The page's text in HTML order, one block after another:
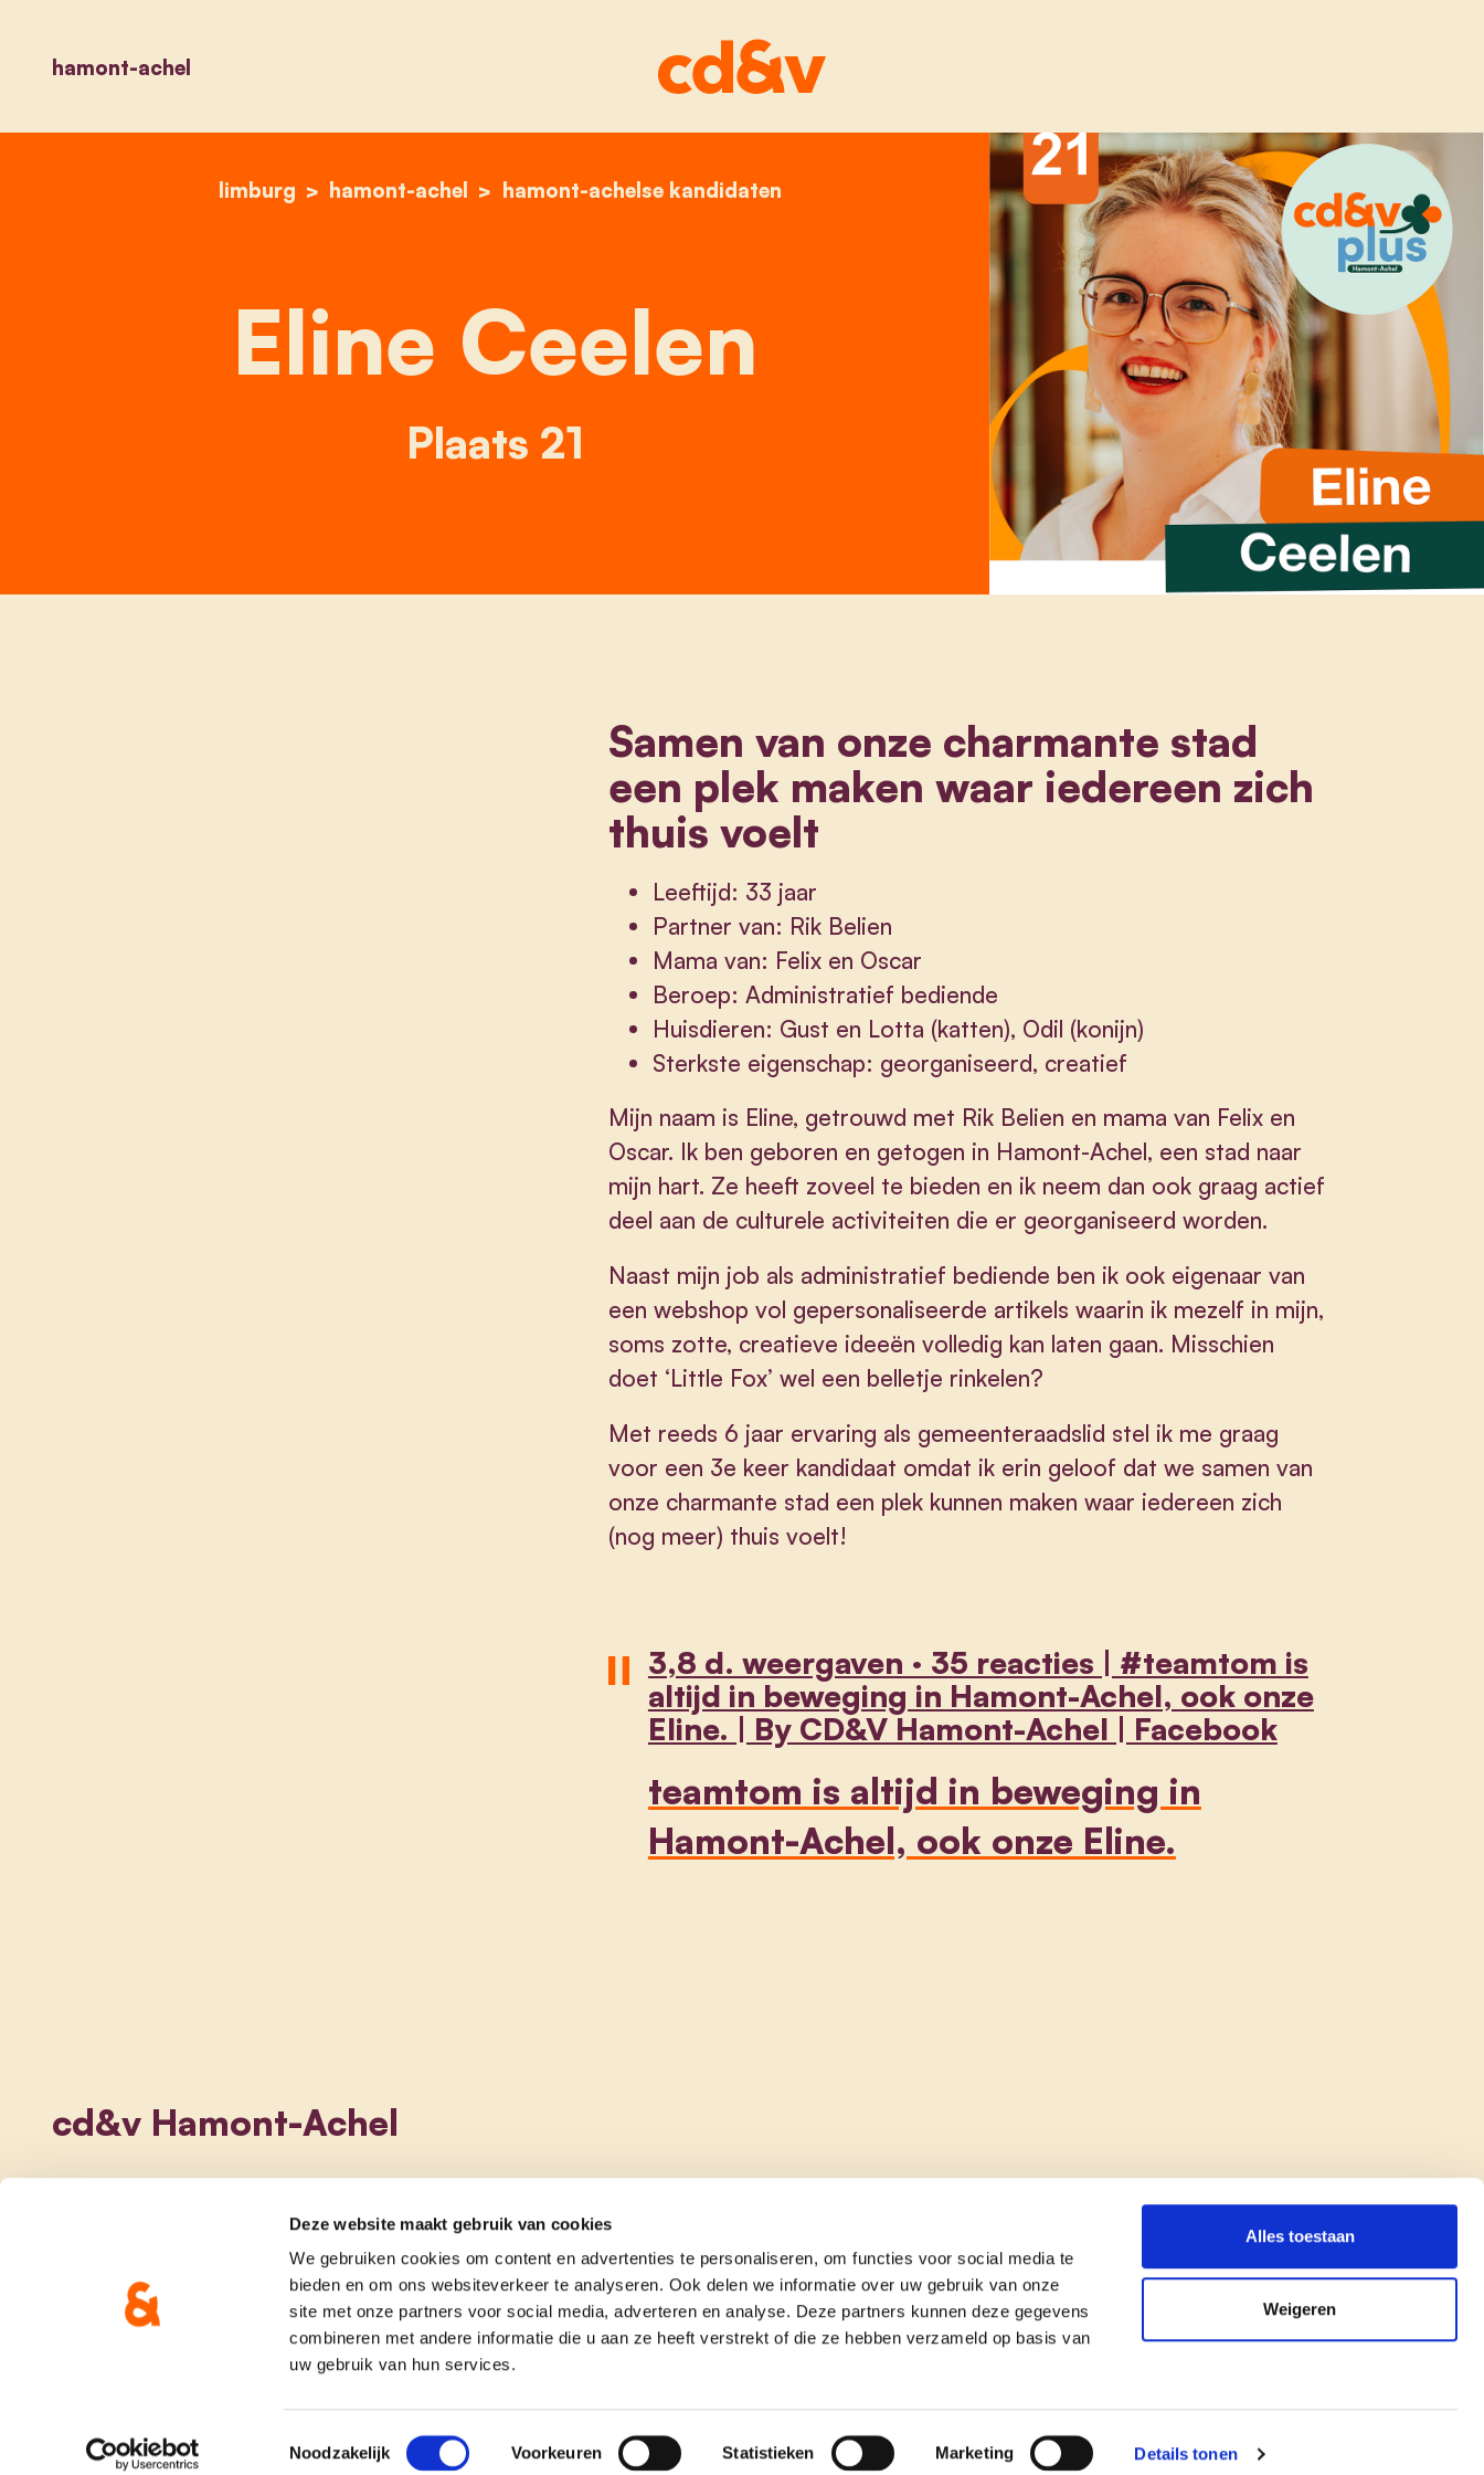
Deze website maakt gebruik van cookies
We gebruiken cookies om content en advertenties te personaliseren, om functies voor social media te
bieden en om ons websiteverkeer te analyseren. Ook delen we informatie over uw gebruik van onze
site met onze partners voor social media, adverteren en analyse. Deze partners kunnen deze gegevens
combineren met andere informatie die u aan ze heeft verstrekt of die ze hebben verzameld op basis van
uw gebruik van hun services.
Toestemmingsselectie
Noodzakelijk Voorkeuren Statistieken Marketing Details tonen
Alles toestaan
Weigeren
hamont-achel
home
limburg hamont-achel hamont-achelse kandidaten
eline ceelen
Eline Ceelen
Plaats 21
Samen van onze charmante stad
een plek maken waar iedereen zich
thuis voelt
Leeftijd: 33 jaar
Partner van: Rik Belien
Mama van: Felix en Oscar
Beroep: Administratief bediende
Huisdieren: Gust en Lotta (katten), Odil (konijn)
Sterkste eigenschap: georganiseerd, creatief
Mijn naam is Eline, getrouwd met Rik Belien en mama van Felix en
Oscar. Ik ben geboren en getogen in Hamont-Achel, een stad naar
mijn hart. Ze heeft zoveel te bieden en ik neem dan ook graag actief
deel aan de culturele activiteiten die er georganiseerd worden.
Naast mijn job als administratief bediende ben ik ook eigenaar van
een webshop vol gepersonaliseerde artikels waarin ik mezelf in mijn,
soms zotte, creatieve ideeën volledig kan laten gaan. Misschien
doet ‘Little Fox’ wel een belletje rinkelen?
Met reeds 6 jaar ervaring als gemeenteraadslid stel ik me graag
voor een 3e keer kandidaat omdat ik erin geloof dat we samen van
onze charmante stad een plek kunnen maken waar iedereen zich
(nog meer) thuis voelt!
3,8 d. weergaven · 35 reacties | #teamtom is
altijd in beweging in Hamont-Achel, ook onze
Eline. | By CD&V Hamont-Achel | Facebook
teamtom is altijd in beweging in
Hamont-Achel, ook onze Eline.
cd&v Hamont-Achel
onze partij doe mee contact